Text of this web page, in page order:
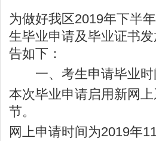
为做好我区2019年下半
生毕业申请及毕业证书
告如下：
一、考生申请毕业时
本次毕业申请启用新网
节。
网上申请时间为2019年